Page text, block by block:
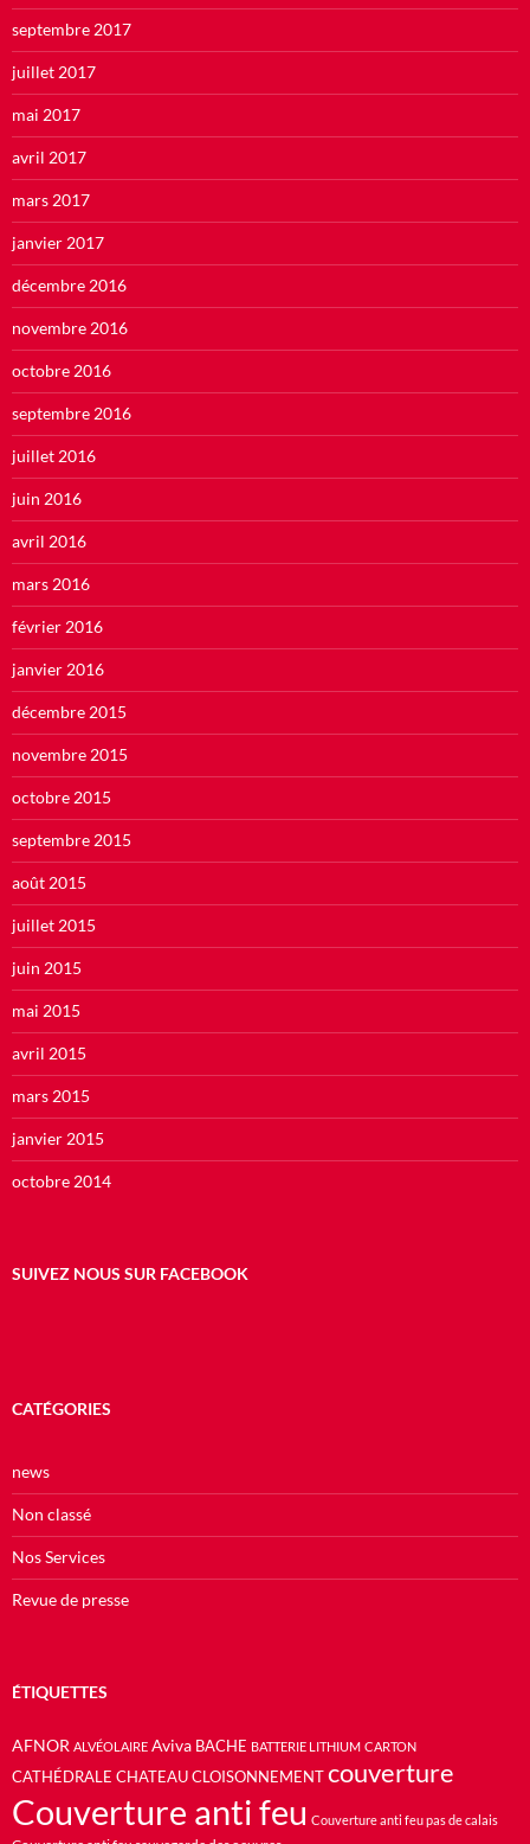
septembre 2017
juillet 2017
mai 2017
avril 2017
mars 2017
janvier 2017
décembre 2016
novembre 2016
octobre 2016
septembre 2016
juillet 2016
juin 2016
avril 2016
mars 2016
février 2016
janvier 2016
décembre 2015
novembre 2015
octobre 2015
septembre 2015
août 2015
juillet 2015
juin 2015
mai 2015
avril 2015
mars 2015
janvier 2015
octobre 2014
SUIVEZ NOUS SUR FACEBOOK
CATÉGORIES
news
Non classé
Nos Services
Revue de presse
ÉTIQUETTES
AFNOR ALVÉOLAIRE Aviva BACHE BATTERIE LITHIUM CARTON
CATHÉDRALE CHATEAU CLOISONNEMENT couverture
Couverture anti feu Couverture anti feu pas de calais